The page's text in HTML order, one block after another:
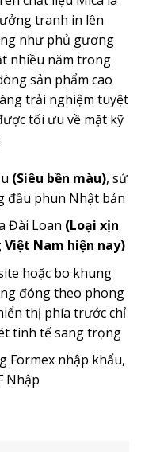
tranh in lên
như phủ gương
nhiều năm trong
sản phẩm cao
trải nghiệm tuyệt
tối ưu về mặt kỹ
(Siêu bền màu), sử
đầu phun Nhật bản
Đài Loan (Loại xịn
Nam hiện nay)
hoặc bo khung
đóng theo phong
thị phía trước chỉ
tinh tế sang trọng
Formex nhập khẩu,
Nhập